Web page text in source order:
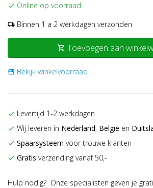
check Online op voorraad
local_shipping Binnen 1 a 2 werkdagen verzonden
shopping_cart Toevoegen aan
storefront Bekijk winkelvoorraad
check Levertijd 1-2 werkdagen
check Wij leveren in Nederland, België en
check Spaarsysteem voor trouwe klanten
check Gratis verzending vanaf 50,-
Hulp nodig? Onze specialisten geven je